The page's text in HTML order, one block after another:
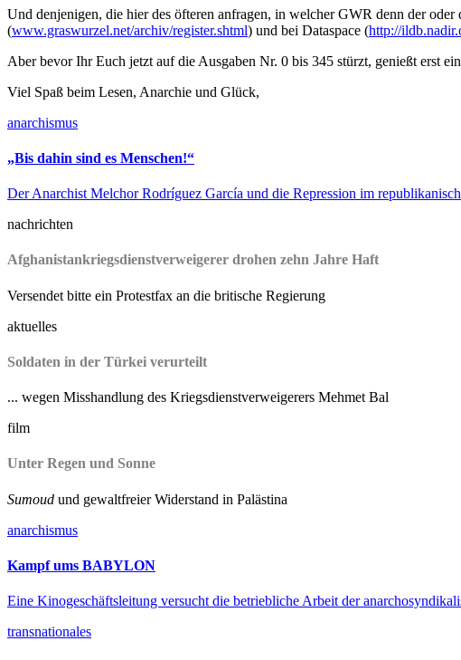
Und denjenigen, die hier des öfteren anfragen, in welcher GWR denn der
(www.graswurzel.net/archiv/register.shtml) und bei Dataspace (http://
Aber bevor Ihr Euch jetzt auf die Ausgaben Nr. 0 bis 345 stürzt, genießt erst
Viel Spaß beim Lesen, Anarchie und Glück,
anarchismus
„Bis dahin sind es Menschen!“
Der Anarchist Melchor Rodríguez García und die Repression im
nachrichten
Afghanistankriegsdienstverweigerer drohen zehn Jahre Haft
Versendet bitte ein Protestfax an die britische Regierung
aktuelles
Soldaten in der Türkei verurteilt
... wegen Misshandlung des Kriegsdienstverweigerers Mehmet Bal
film
Unter Regen und Sonne
Sumoud und gewaltfreier Widerstand in Palästina
anarchismus
Kampf ums BABYLON
Eine Kinogeschäftsleitung versucht die betriebliche Arbeit der
transnationales